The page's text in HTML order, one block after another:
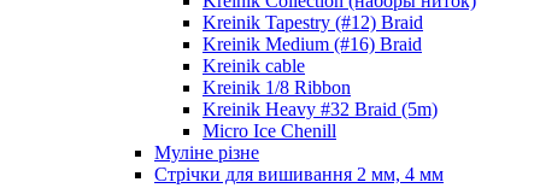
Kreinik Tapestry (#12) Braid
Kreinik Medium (#16) Braid
Kreinik cable
Kreinik 1/8 Ribbon
Kreinik Heavy #32 Braid (5m)
Micro Ice Chenill
Муліне різне
Стрічки для вишивання 2 мм, 4 мм